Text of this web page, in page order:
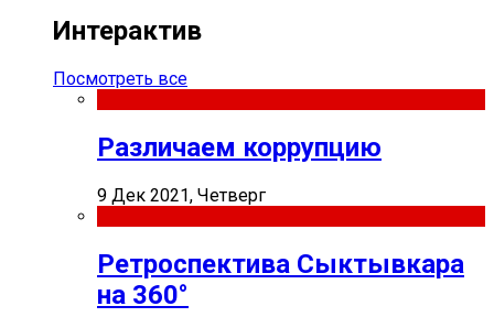
Интерактив
Посмотреть все
Различаем коррупцию
9 Дек 2021, Четверг
Ретроспектива Сыктывкара
на 360°